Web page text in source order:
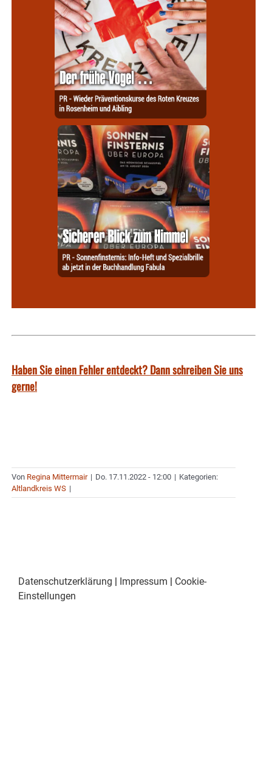
Haben Sie einen Fehler entdeckt? Dann schreiben Sie uns
gerne!
Von Regina Mittermair | Do. 17.11.2022 - 12:00 | Kategorien:
Altlandkreis WS |
Datenschutzerklärung | Impressum | Cookie-
Einstellungen